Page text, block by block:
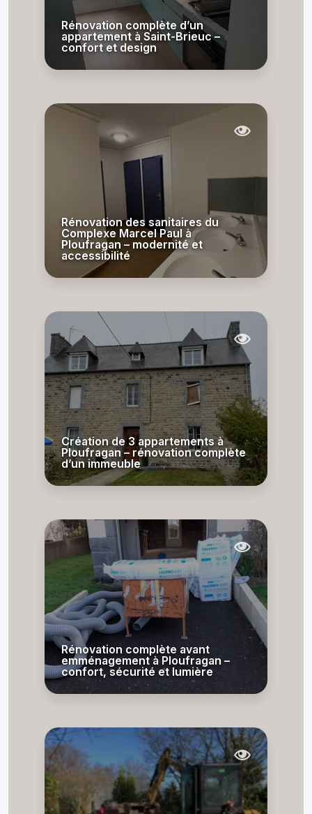
Rénovation complète d’un
appartement à Saint-Brieuc –
confort et design
Rénovation des sanitaires du
Complexe Marcel Paul à
Ploufragan – modernité et
accessibilité
Création de 3 appartements à
Ploufragan – rénovation complète
d’un immeuble
Rénovation complète avant
emménagement à Ploufragan –
confort, sécurité et lumière